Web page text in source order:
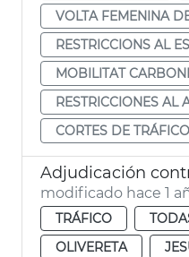
VOLTA FEMENINA
RESTRICCIONS AL
MOBILITAT
RESTRICCIONES AL
CORTES DE TRÁFICO
modificado hace 1
TRÁFICO
OLIVERETA